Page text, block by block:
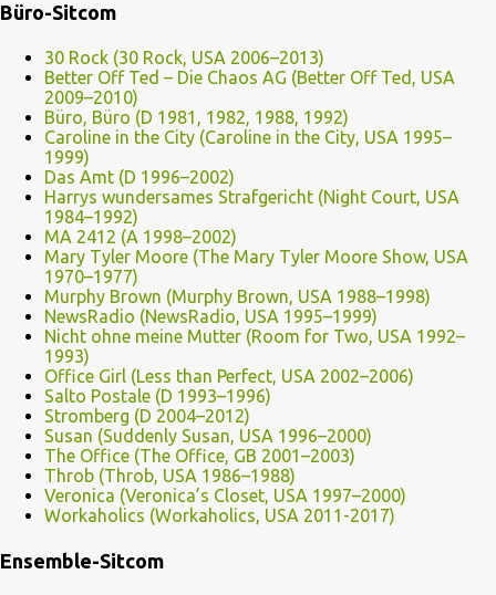
Büro-Sitcom
30 Rock (30 Rock, USA 2006–2013)
Better Off Ted – Die Chaos AG (Better Off Ted, USA
2009–2010)
Büro, Büro (D 1981, 1982, 1988, 1992)
Caroline in the City (Caroline in the City, USA 1995–
1999)
Das Amt (D 1996–2002)
Harrys wundersames Strafgericht (Night Court, USA
1984–1992)
MA 2412 (A 1998–2002)
Mary Tyler Moore (The Mary Tyler Moore Show, USA
1970–1977)
Murphy Brown (Murphy Brown, USA 1988–1998)
NewsRadio (NewsRadio, USA 1995–1999)
Nicht ohne meine Mutter (Room for Two, USA 1992–
1993)
Office Girl (Less than Perfect, USA 2002–2006)
Salto Postale (D 1993–1996)
Stromberg (D 2004–2012)
Susan (Suddenly Susan, USA 1996–2000)
The Office (The Office, GB 2001–2003)
Throb (Throb, USA 1986–1988)
Veronica (Veronica’s Closet, USA 1997–2000)
Workaholics (Workaholics, USA 2011-2017)
Ensemble-Sitcom